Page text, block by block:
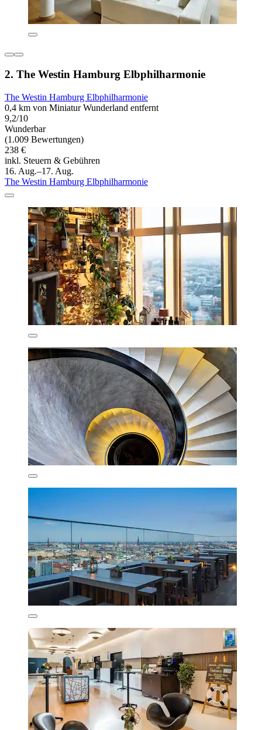
2. The Westin Hamburg Elbphilharmonie
The Westin Hamburg Elbphilharmonie
0,4 km von Miniatur Wunderland entfernt
9,2/10
Wunderbar
(1.009 Bewertungen)
238 €
inkl. Steuern & Gebühren
16. Aug.–17. Aug.
The Westin Hamburg Elbphilharmonie